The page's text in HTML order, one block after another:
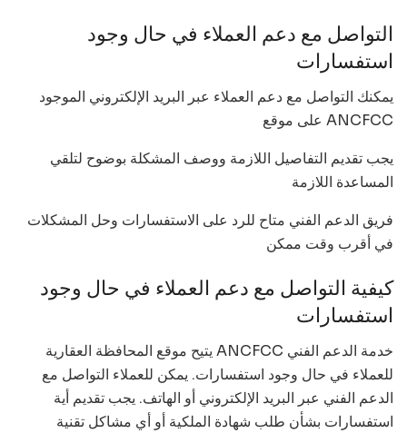
التواصل مع دعم العملاء في حال وجود
استفسارات
يمكنك التواصل مع دعم العملاء عبر البريد الإلكتروني الموجود
على موقع ANCFCC
يجب تقديم التفاصيل اللازمة ووصف المشكلة بوضوح لتلقي
المساعدة اللازمة
فريق الدعم الفني متاح للرد على الاستفسارات وحل المشكلات
في أقرب وقت ممكن
كيفية التواصل مع دعم العملاء في حال وجود
استفسارات
يتيح موقع المحافظة العقارية ANCFCC خدمة الدعم الفني
للعملاء في حال وجود استفسارات. يمكن للعملاء التواصل مع
الدعم الفني عبر البريد الإلكتروني أو الهاتف. يجب تقديم أية
استفسارات بشأن طلب شهادة الملكية أو أي مشاكل تقنية